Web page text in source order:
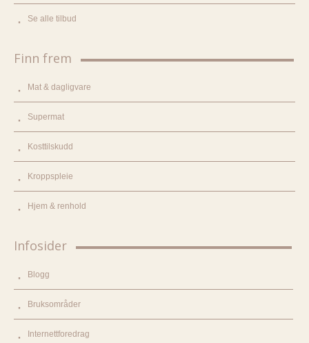
Se alle tilbud
Finn frem
Mat & dagligvare
Supermat
Kosttilskudd
Kroppspleie
Hjem & renhold
Infosider
Blogg
Bruksområder
Internettforedrag